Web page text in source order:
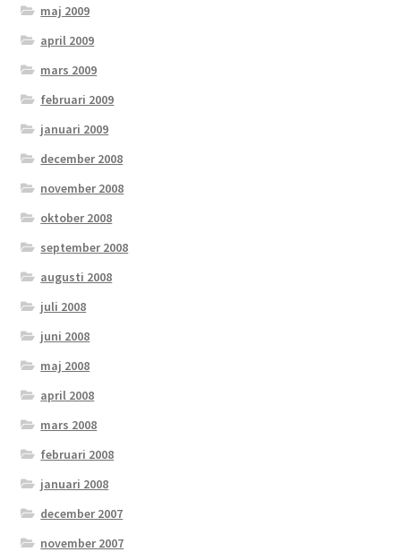
maj 2009
april 2009
mars 2009
februari 2009
januari 2009
december 2008
november 2008
oktober 2008
september 2008
augusti 2008
juli 2008
juni 2008
maj 2008
april 2008
mars 2008
februari 2008
januari 2008
december 2007
november 2007